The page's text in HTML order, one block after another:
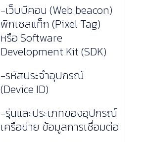
-เว็บบีคอน (Web beacon)
พิกเซลแท็ก (Pixel Tag)
หรือ Software
Development Kit (SDK)
-รหัสประจำอุปกรณ์
(Device ID)
-รุ่นและประเภทของอุปกรณ์
เครือข่าย ข้อมูลการเชื่อมต่อ